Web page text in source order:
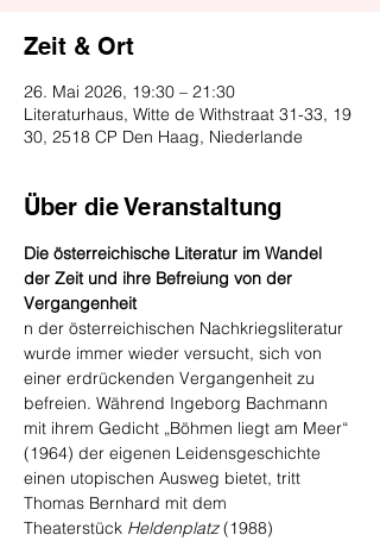
Zeit & Ort
26. Mai 2026, 19:30 – 21:30
Literaturhaus, Witte de Withstraat 31-33, 19
30, 2518 CP Den Haag, Niederlande
Über die Veranstaltung
Die österreichische Literatur im Wandel
der Zeit und ihre Befreiung von der
Vergangenheit
n der österreichischen Nachkriegsliteratur
wurde immer wieder versucht, sich von
einer erdrückenden Vergangenheit zu
befreien. Während Ingeborg Bachmann
mit ihrem Gedicht „Böhmen liegt am Meer“
(1964) der eigenen Leidensgeschichte
einen utopischen Ausweg bietet, tritt
Thomas Bernhard mit dem
Theaterstück Heldenplatz (1988)